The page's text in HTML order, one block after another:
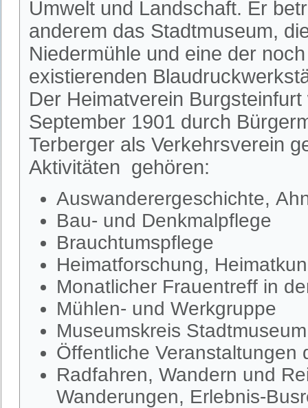
Umwelt und Landschaft. Er
anderem das Stadtmuseum,
Niedermühle und eine der
existierenden
Der Heimatverein
September 1901 durch
Terberger als Verkehrsverein
Aktivitäten gehören:
Auswanderergeschichte,
Bau- und Denkmalpflege
Brauchtumspflege
Heimatforschung,
Monatlicher Frauentreff in
Mühlen- und Werkgruppe
Museumskreis
Öffentliche Veranstaltungen
Radfahren, Wandern und
Wanderungen, Erlebnis-